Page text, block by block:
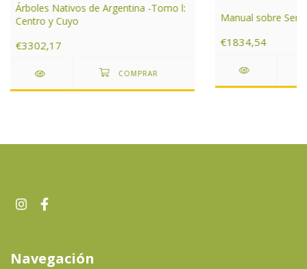
Árboles Nativos de Argentina -Tomo l:
Centro y Cuyo
€3302,17
Manual sobre
€1834,54
Navegación